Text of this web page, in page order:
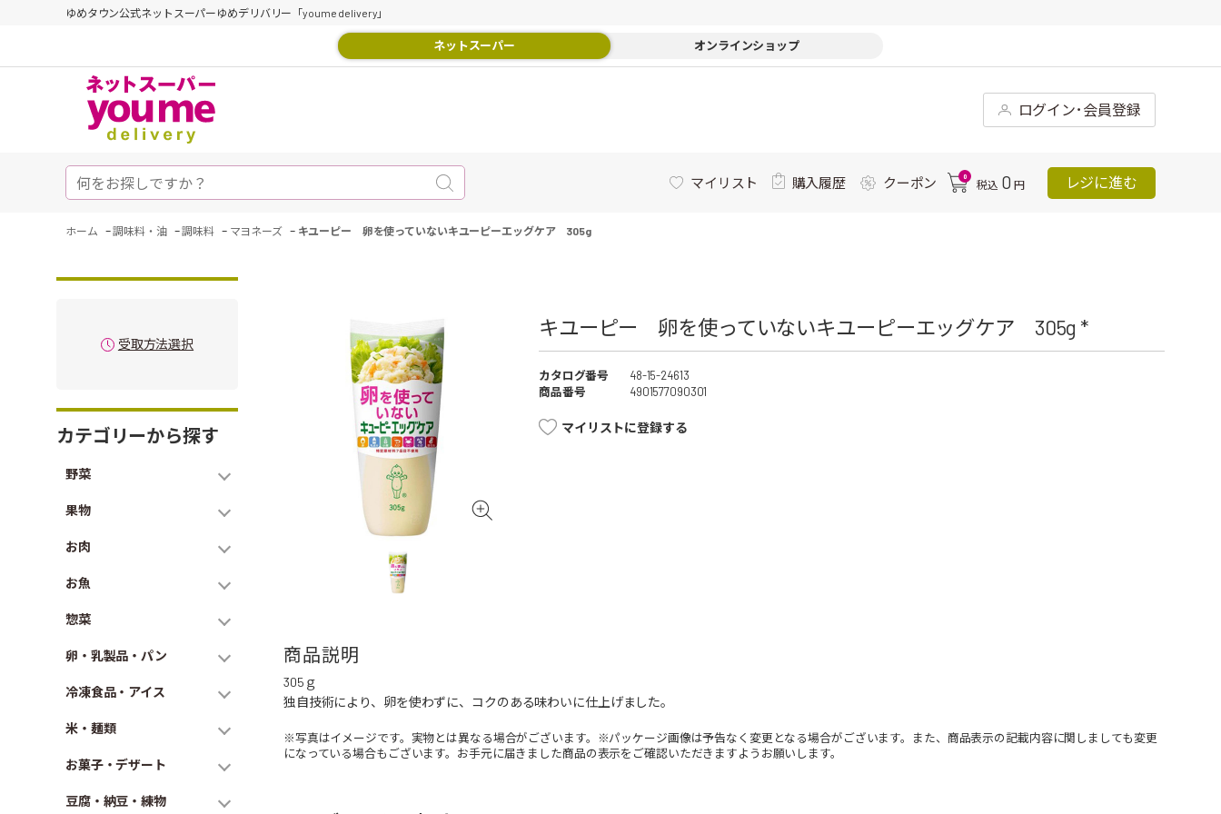
ゆめタウン公式ネットスーパーゆめデリバリー「youme delivery」
ネットスーパー オンラインショップ
ログイン･会員登録
マイリスト 購入履歴 クーポン 0
税込 0 円 レジに進む
ホーム -調味料・油 -調味料 - マヨネーズ - キユーピー 卵を使っていないキユーピーエッグケア 305g
受取方法選択
カテゴリーから探す
野菜
果物
お肉
お魚
惣菜
卵・乳製品・パン
冷凍食品・アイス
米・麺類
お菓子・デザート
豆腐・納豆・練物
キユーピー 卵を使っていないキユーピーエッグケア 305g *
カタログ番号
48-15-24613
商品番号
4901577090301
マイリストに登録する
商品説明
305ｇ
独自技術により、卵を使わずに、コクのある味わいに仕上げました。
※写真はイメージです。実物とは異なる場合がございます。※パッケージ画像は予告なく変更となる場合がございます。また、商品表示の記載内容に関しましても変更
になっている場合もございます。お手元に届きました商品の表示をご確認いただきますようお願いします。